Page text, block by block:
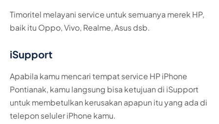
Timoritel melayani service untuk semuanya merek HP,
baik itu Oppo, Vivo, Realme, Asus dsb.
iSupport
Apabila kamu mencari tempat service HP iPhone
Pontianak, kamu langsung bisa ketujuan di iSupport
untuk membetulkan kerusakan apapun itu yang ada di
telepon seluler iPhone kamu.